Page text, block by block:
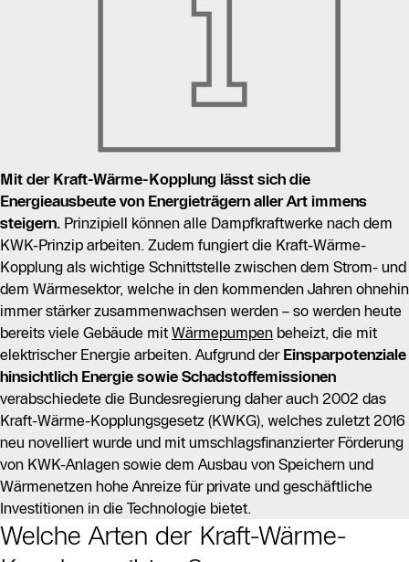
Mit der Kraft-Wärme-Kopplung lässt sich die
Energieausbeute von Energieträgern aller Art immens
steigern. Prinzipiell können alle Dampfkraftwerke nach dem
KWK-Prinzip arbeiten. Zudem fungiert die Kraft-Wärme-
Kopplung als wichtige Schnittstelle zwischen dem Strom- und
dem Wärmesektor, welche in den kommenden Jahren ohnehin
immer stärker zusammenwachsen werden – so werden heute
bereits viele Gebäude mit Wärmepumpen beheizt, die mit
elektrischer Energie arbeiten. Aufgrund der Einsparpotenziale
hinsichtlich Energie sowie Schadstoffemissionen
verabschiedete die Bundesregierung daher auch 2002 das
Kraft-Wärme-Kopplungsgesetz (KWKG), welches zuletzt 2016
neu novelliert wurde und mit umschlagsfinanzierter Förderung
von KWK-Anlagen sowie dem Ausbau von Speichern und
Wärmenetzen hohe Anreize für private und geschäftliche
Investitionen in die Technologie bietet.
Welche Arten der Kraft-Wärme-